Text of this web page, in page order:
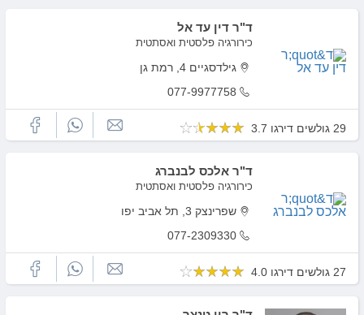
ד"ר דין עד אל
כירורגיה פלסטית ואסתטית
גילדסגיים 4, רמת גן
077-9977758
29 גולשים דירגו 3.7
ד"ר אלכס לבנברג
כירורגיה פלסטית ואסתטית
שפרינצק 3, תל אביב יפו
077-2309330
27 גולשים דירגו 4.0